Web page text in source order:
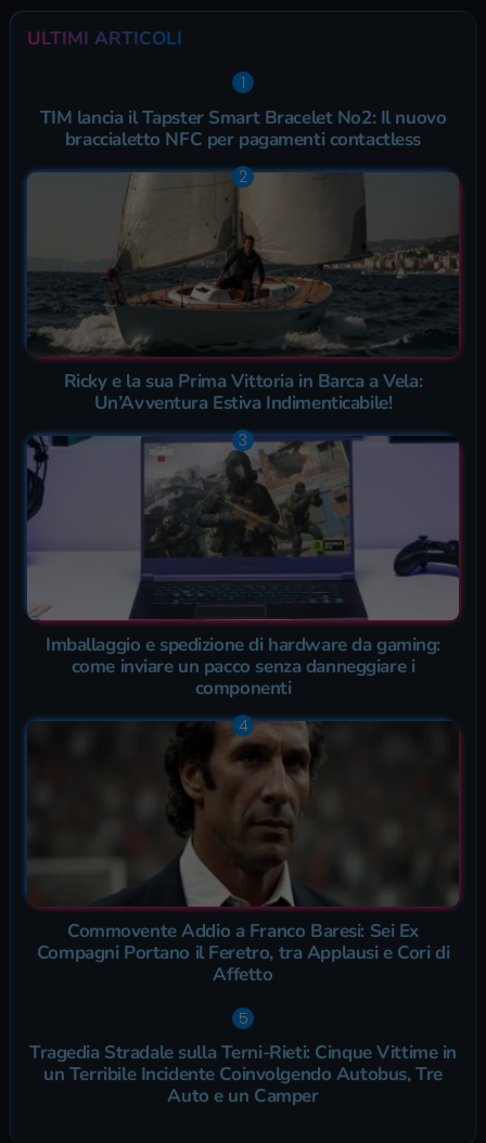
ULTIMI ARTICOLI
TIM lancia il Tapster Smart Bracelet No2: Il nuovo
braccialetto NFC per pagamenti contactless
Ricky e la sua Prima Vittoria in Barca a Vela:
Un’Avventura Estiva Indimenticabile!
Imballaggio e spedizione di hardware da gaming:
come inviare un pacco senza danneggiare i
componenti
Commovente Addio a Franco Baresi: Sei Ex
Compagni Portano il Feretro, tra Applausi e Cori di
Affetto
Tragedia Stradale sulla Terni-Rieti: Cinque Vittime in
un Terribile Incidente Coinvolgendo Autobus, Tre
Auto e un Camper